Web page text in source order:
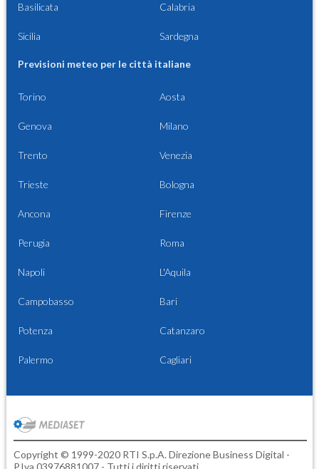
Basilicata Calabria
Sicilia Sardegna
Previsioni meteo per le città italiane
Torino Aosta
Genova Milano
Trento Venezia
Trieste Bologna
Ancona Firenze
Perugia Roma
Napoli L'Aquila
Campobasso Bari
Potenza Catanzaro
Palermo Cagliari
Copyright © 1999-2020 RTI S.p.A. Direzione Business Digital -